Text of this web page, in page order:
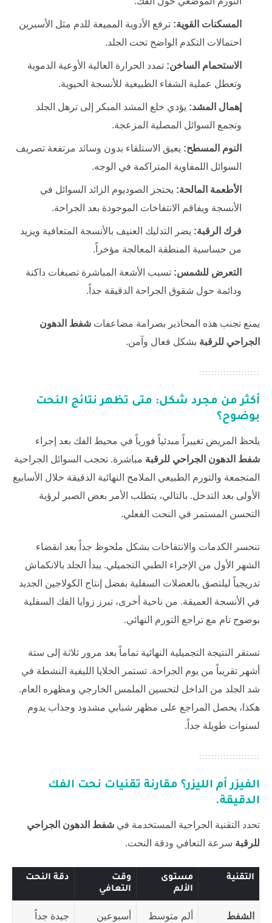
المسكنات القوية: ترفع الأدوية المميعة للدم مثل الأسبرين
احتمالات التكدم الواضح تحت الجلد.
الاستحمام الساخن: تمدد الحرارة العالية الأوعية الدموية
وتعطل عملية الشفاء الطبيعية للأنسجة الحيوية.
إهمال المشد: يؤدي خلع المشد المبكر إلى ترهل الجلد
وتجمع السوائل المصلية المزعجة.
النوم المسطح: يعيق الاستلقاء بدون وسائد مرتفعة تصريف
السوائل اللمفاوية المتراكمة في الوجه.
الأطعمة المالحة: يحتجز الصوديوم الزائد السوائل في
الأنسجة ويفاقم الانتفاخات الموجودة بعد الجراحة.
فرك الرقبة: يضر التدليك العنيف بالأنسجة المتعافية ويزيد
من حساسية المنطقة المعالجة مؤخراً.
التعرض للشمس: تسبب الأشعة المباشرة تصبغات داكنة
ودائمة حول شقوق الجراحة الدقيقة جداً.
يمنع تجنب هذه المحاذير بصرامة مضاعفات شفط الدهون
الجراحي للرقبة بشكل فعال وآمن.
أكثر من مجرد شكل: متى تظهر نتائج النحت
بوضوح؟
يلحظ المريض تغييراً مبدئياً فورياً في محيط الفك بعد إجراء
شفط الدهون الجراحي للرقبة مباشرة. تحجب السوائل الجراحية
المتجمعة والتورم الطبيعي الملامح النهائية الدقيقة خلال الأسابيع
الأولى بعد التدخل. بالتالي، يتطلب الأمر بعض الصبر لرؤية
التحسن المستمر في النحت الفعلي.
تنحسر الكدمات والانتفاخات بشكل ملحوظ جداً بعد انقضاء
الشهر الأول من الإجراء الطبي التجميلي. يبدأ الجلد بالانكماش
تدريجياً ليلتصق بالعضلات السفلية بفضل إنتاج الكولاجين الجديد
في الأنسجة العميقة. من ناحية أخرى، تبرز زوايا الفك السفلية
بوضوح تام مع تراجع التورم النهائي.
تستقر النتيجة التجميلية النهائية تماماً بعد مرور ثلاثة إلى ستة
أشهر تقريباً من يوم الجراحة. تستمر الخلايا الليفية النشطة في
شد الجلد من الداخل لتحسين الملمس الخارجي ومظهره العام.
هكذا، يحصل المراجع على مظهر شبابي مشدود وجذاب يدوم
لسنوات طويلة جداً.
الفيزر أم الليزر؟ مقارنة تقنيات نحت الفك
الدقيقة.
تحدد التقنية الجراحية المستخدمة في شفط الدهون الجراحي
للرقبة سرعة التعافي ودقة النحت.
التقنية
مستوى
الألم
وقت
التعافي
دقة النحت
الشفط
ألم متوسط
أسبوعين
جيدة جداً